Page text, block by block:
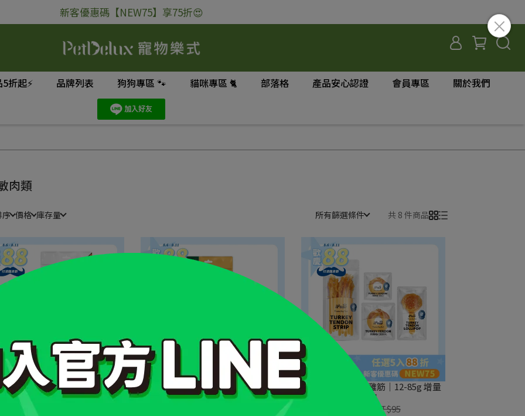
新客優惠碼【NEW75】享75折😍
折起⚡ 品牌列表 狗狗專區 🐾 貓咪專區 🐈 部落格 產品安心認證 會員專區 關於我們
肉類
序 價格 庫存量 所有篩選條件 共 8 件商品
100% 天然地瓜系列｜100g 增
量包
NT$249
iPaw｜ 奧利塔頂級橄欖油軟零食｜
100g 增量包
iPaw｜美國純火雞筋｜12-85g 增量
包
NT$95